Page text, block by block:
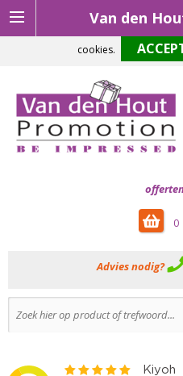
Van den
0
Advies nodig?
Om onze website optimaal te laten
cookies.